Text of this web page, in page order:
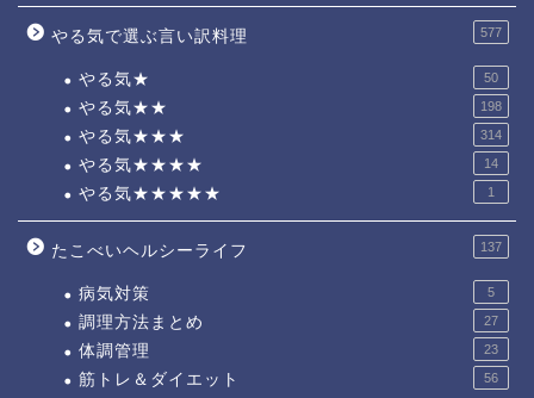
やる気で選ぶ言い訳料理 577
やる気★ 50
やる気★★ 198
やる気★★★ 314
やる気★★★★ 14
やる気★★★★★ 1
たこべいヘルシーライフ 137
病気対策 5
調理方法まとめ 27
体調管理 23
筋トレ＆ダイエット 56